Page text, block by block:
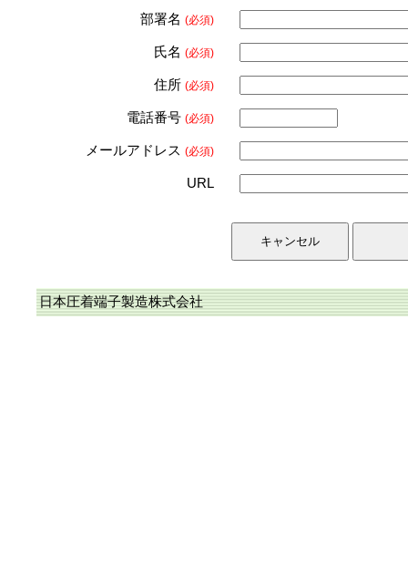
部署名 (必須)
氏名 (必須)
住所 (必須)
電話番号 (必須)
メールアドレス (必須)
URL
日本圧着端子製造株式会社